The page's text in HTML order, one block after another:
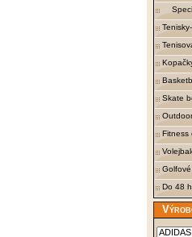
Skate
Fitness
Do 48